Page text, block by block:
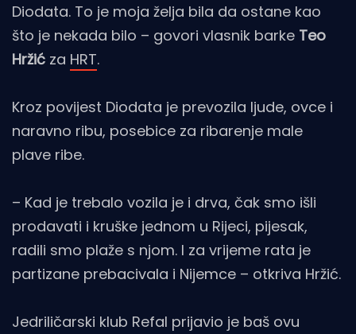
Diodata. To je moja želja bila da ostane kao
što je nekada bilo – govori vlasnik barke Teo
Hržić za HRT.
Kroz povijest Diodata je prevozila ljude, ovce i
naravno ribu, posebice za ribarenje male
plave ribe.
– Kad je trebalo vozila je i drva, čak smo išli
prodavati i kruške jednom u Rijeci, pijesak,
radili smo plaže s njom. I za vrijeme rata je
partizane prebacivala i Nijemce – otkriva Hržić.
Jedriličarski klub Refal prijavio je baš ovu